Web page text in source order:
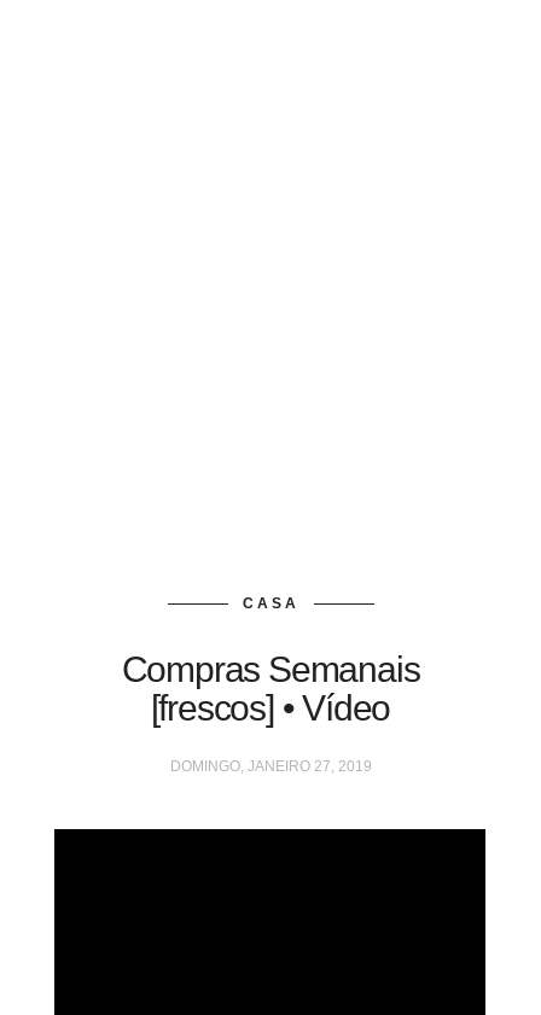
CASA
Compras Semanais
[frescos] • Vídeo
DOMINGO, JANEIRO 27, 2019